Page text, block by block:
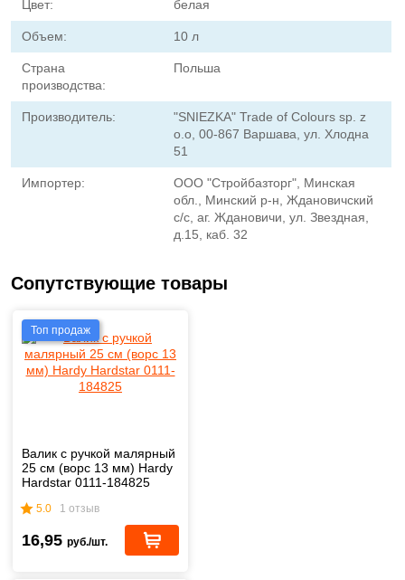
Цвет: белая
Объем: 10 л
Страна
производства:
Польша
Производитель:
"SNIEZKA" Trade of Colours sp. z
o.o, 00-867 Варшава, ул. Хлодна
51
Импортер:
ООО "Стройбазторг", Минская
обл., Минский р-н, Ждановичский
с/с, аг. Ждановичи, ул. Звездная,
д.15, каб. 32
Сопутствующие товары
Топ продаж
Валик с ручкой малярный
25 см (ворс 13 мм) Hardy
Hardstar 0111-184825
5.0 1 отзыв
16,95 руб./шт.